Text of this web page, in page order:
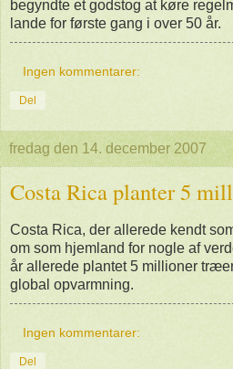
begyndte et godstog at køre
lande for første gang i over 50 år.
Ingen kommentarer:
Del
fredag den 14. december 2007
Costa Rica planter 5
Costa Rica, der allerede kendt
om som hjemland for nogle af
år allerede plantet 5 millioner
global opvarmning.
Ingen kommentarer:
Del